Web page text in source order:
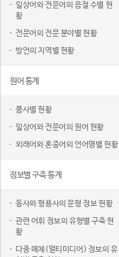
일상어와 전문어의 음절 수별 현
황
전문어의 전문 분야별 현황
방언의 지역별 현황
원어 통계
품사별 현황
일상어와 전문어의 원어 현황
외래어와 혼종어의 언어명별 현황
정보별 구축 통계
동사와 형용사의 문형 정보 현황
관련 어휘 정보의 유형별 구축 현
황
다중 매체(멀티미디어) 정보의 유